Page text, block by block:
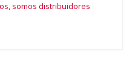
somos distribuidores